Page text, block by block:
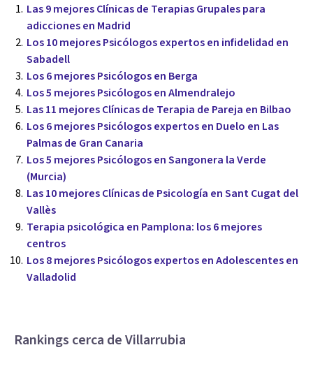
Las 9 mejores Clínicas de Terapias Grupales para
adicciones en Madrid
Los 10 mejores Psicólogos expertos en infidelidad en
Sabadell
Los 6 mejores Psicólogos en Berga
Los 5 mejores Psicólogos en Almendralejo
Las 11 mejores Clínicas de Terapia de Pareja en Bilbao
Los 6 mejores Psicólogos expertos en Duelo en Las
Palmas de Gran Canaria
Los 5 mejores Psicólogos en Sangonera la Verde
(Murcia)
Las 10 mejores Clínicas de Psicología en Sant Cugat del
Vallès
Terapia psicológica en Pamplona: los 6 mejores
centros
Los 8 mejores Psicólogos expertos en Adolescentes en
Valladolid
Rankings cerca de Villarrubia